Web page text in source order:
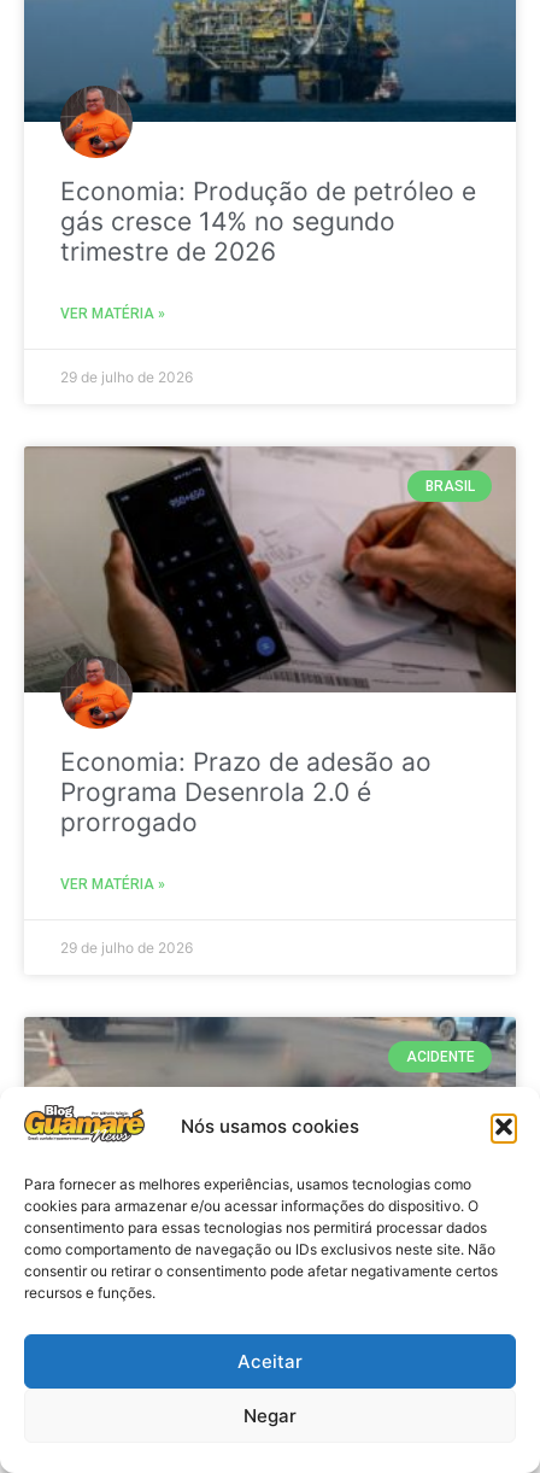
Nós usamos cookies
Para fornecer as melhores experiências, usamos tecnologias como
cookies para armazenar e/ou acessar informações do dispositivo. O
consentimento para essas tecnologias nos permitirá processar dados
como comportamento de navegação ou IDs exclusivos neste site. Não
consentir ou retirar o consentimento pode afetar negativamente certos
recursos e funções.
Aceitar
Negar
Economia: Produção de petróleo e
gás cresce 14% no segundo
trimestre de 2026
VER MATÉRIA »
29 de julho de 2026
BRASIL
Economia: Prazo de adesão ao
Programa Desenrola 2.0 é
prorrogado
VER MATÉRIA »
29 de julho de 2026
ACIDENTE
Acidente: A caminho do trabalho
professora se envolve em
acidente e vai a obito na RN 118
no Alto do Rodrigues, RN